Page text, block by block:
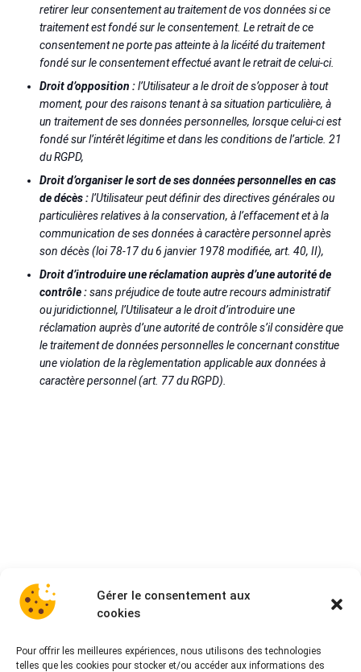
Gérer le consentement aux
cookies
Pour offrir les meilleures expériences, nous utilisons des technologies
telles que les cookies pour stocker et/ou accéder aux informations des
retirer leur consentement au traitement de vos données si ce
traitement est fondé sur le consentement. Le retrait de ce
consentement ne porte pas atteinte à la licéité du traitement
fondé sur le consentement effectué avant le retrait de celui-ci.
Droit d’opposition :l’Utilisateur a le droit de s’opposer à tout
moment, pour des raisons tenant à sa situation particulière, à
un traitement de ses données personnelles, lorsque celui-ci est
fondé sur l’intérêt légitime et dans les conditions de l’article. 21
du RGPD,
Droit d’organiser le sort de ses données personnelles en cas
de décès :l’Utilisateur peut définir des directives générales ou
particulières relatives à la conservation, à l’effacement et à la
communication de ses données à caractère personnel après
son décès (loi 78-17 du 6 janvier 1978 modifiée, art. 40, II),
Droit d’introduire une réclamation auprès d’une autorité de
contrôle :sans préjudice de toute autre recours administratif
ou juridictionnel, l’Utilisateur a le droit d’introduire une
réclamation auprès d’une autorité de contrôle s’il considère que
le traitement de données personnelles le concernant constitue
une violation de la règlementation applicable aux données à
caractère personnel (art. 77 du RGPD).